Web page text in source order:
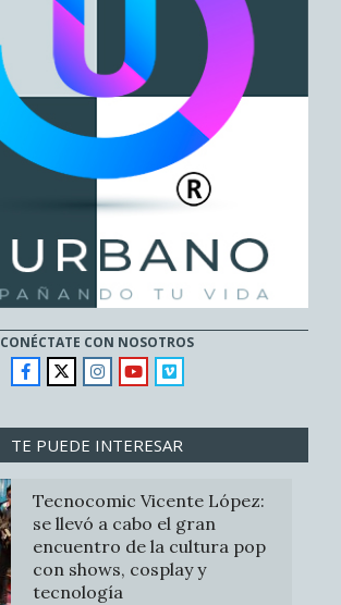
CONÉCTATE CON NOSOTROS
TE PUEDE INTERESAR
Tecnocomic Vicente López:
se llevó a cabo el gran
encuentro de la cultura pop
con shows, cosplay y
tecnología